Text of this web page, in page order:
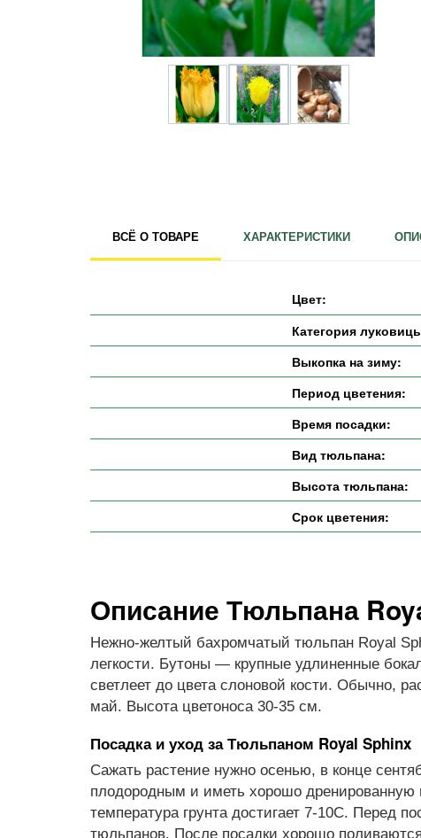
Пчеловодство
Садовые фигуры
Мицелий грибов
Товары для дома
Теплицы и укрывной материал
ВСЁ О ТОВАРЕ ХАРАКТЕРИСТИКИ
Цвет:
Категория
Выкопка на зиму:
Период цветения:
Время посадки:
Вид тюльпана:
Высота тюльпана:
Срок цветения:
Описание Тюльпана
Нежно-желтый бахромчатый тюльпан Royal
легкости. Бутоны — крупные удлиненные
светлеет до цвета слоновой кости. Обычно,
май. Высота цветоноса 30-35 см.
Посадка и уход за Тюльпаном Royal Sphinx
Сажать растение нужно осенью, в конце
плодородным и иметь хорошо дренированную
температура грунта достигает 7-10С. Перед
тюльпанов. После посадки хорошо